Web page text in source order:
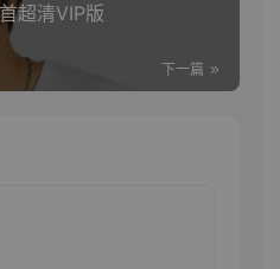
超清VIP版
下一篇